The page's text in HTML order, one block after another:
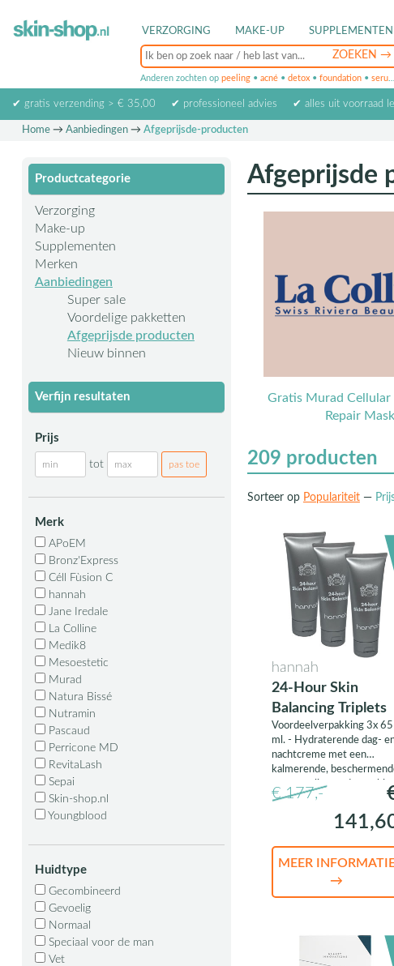
VERZORGING MAKE-UP SUPPLEMENTEN
Anderen zochten op peeling • acné • detox • foundation • serum
✔ gratis verzending > € 35,00 ✔ professioneel advies ✔ alles uit voorraad
Home→ Aanbiedingen→ Afgeprijsde-producten
Productcategorie
Verzorging
Make-up
Supplementen
Merken
Aanbiedingen
Super sale
Voordelige pakketten
Afgeprijsde producten
Nieuw binnen
Verfijn resultaten
Prijs
tot
Merk
APoEM
Bronz'Express
Céll Fùsion C
hannah
Jane Iredale
La Colline
Medik8
Mesoestetic
Murad
Natura Bissé
Nutramin
Pascaud
Perricone MD
RevitaLash
Sepai
Skin-shop.nl
Youngblood
Huidtype
Gecombineerd
Gevoelig
Normaal
Speciaal voor de man
Vet
Afgeprijsde
Gratis Murad
Repair Mask
209 producten
Sorteer op Populariteit—
hannah
24-Hour Skin
Balancing Triplets
Voordeelverpakking 3x 65
ml. - Hydraterende dag-
nachtcreme met een
kalmerende,
en normaliserende
€ 177,-
MEER
→